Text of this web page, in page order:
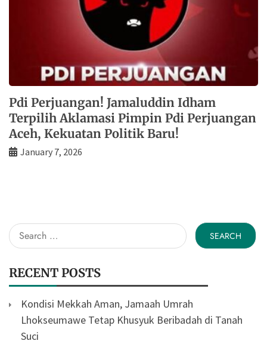
Pdi Perjuangan! Jamaluddin Idham
Terpilih Aklamasi Pimpin Pdi Perjuangan
Aceh, Kekuatan Politik Baru!
January 7, 2026
Search
for:
RECENT POSTS
Kondisi Mekkah Aman, Jamaah Umrah
Lhokseumawe Tetap Khusyuk Beribadah di Tanah
Suci